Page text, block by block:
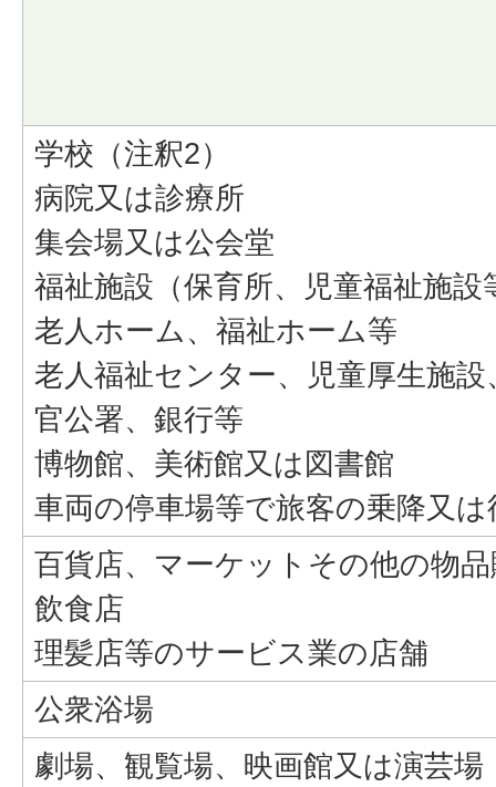
学校（注釈2）
病院又は診療所
集会場又は公会堂
福祉施設（保育所、児童福祉施
老人ホーム、福祉ホーム等
老人福祉センター、児童厚生施
官公署、銀行等
博物館、美術館又は図書館
車両の停車場等で旅客の乗降又
百貨店、マーケットその他の物
飲食店
理髪店等のサービス業の店舗
公衆浴場
劇場、観覧場、映画館又は演芸場